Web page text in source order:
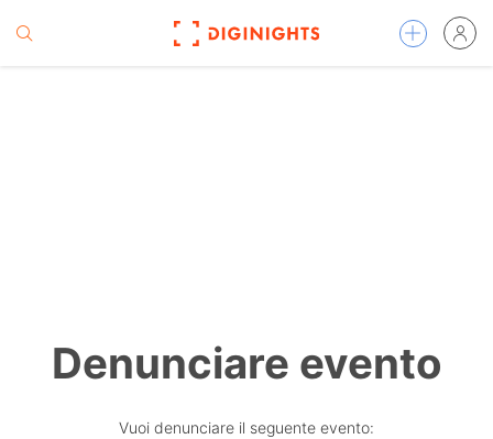
Denunciare evento
Vuoi denunciare il seguente evento: